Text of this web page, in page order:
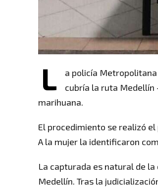
L
a policía Metropolitana
cubría la ruta Medellín
marihuana.
El procedimiento se realizó
A la mujer la identificaron
La capturada es natural de la
Medellín. Tras la